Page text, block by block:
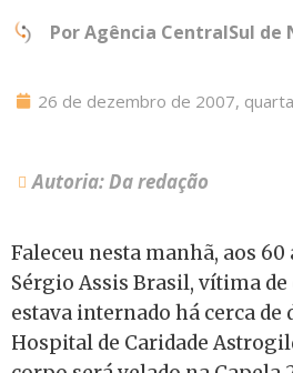
PorAgência CentralSul de
26 de dezembro de 2007,
Autoria: Da redação
Faleceu nesta manhã, aos 60
Sérgio Assis Brasil, vítima
estava internado há cerca de
Hospital de Caridade